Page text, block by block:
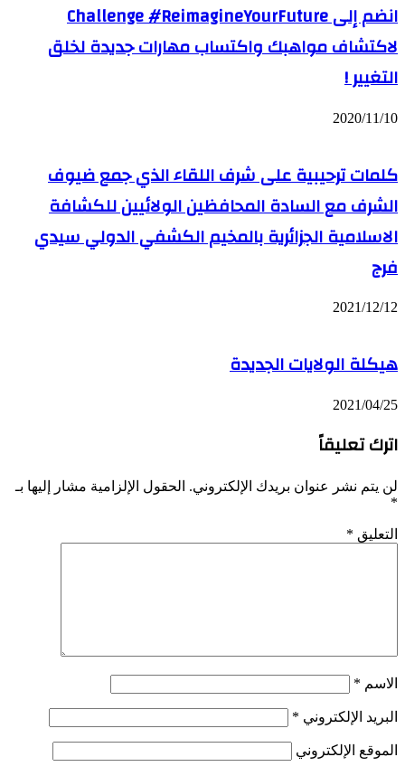
انضم إلى Challenge #ReimagineYourFuture
لاكتشاف مواهبك واكتساب مهارات جديدة لخلق
التغيير !
2020/11/10
كلمات ترحيبية على شرف اللقاء الذي جمع ضيوف
الشرف مع السادة المحافظين الولائيين للكشافة
الاسلامية الجزائرية بالمخيم الكشفي الدولي سيدي
فرج
2021/12/12
هيكلة الولايات الجديدة
2021/04/25
اترك تعليقاً
لن يتم نشر عنوان بريدك الإلكتروني. الحقول الإلزامية مشار إليها بـ
*
التعليق *
الاسم *
البريد الإلكتروني *
الموقع الإلكتروني